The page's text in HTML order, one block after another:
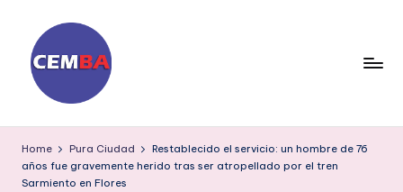
content
ia
ri
Home Pura Ciudad
Restablecido el servicio: un hombre de 76
años fue gravemente herido tras ser atropellado por el tren
Sarmiento en Flores